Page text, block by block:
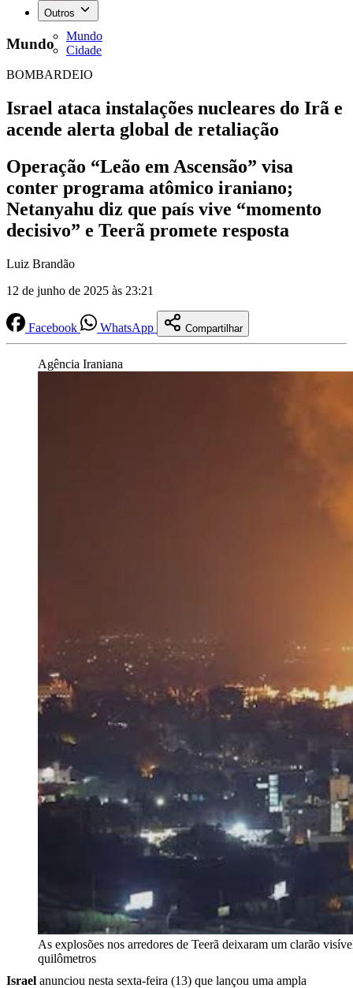
Outros
Mundo
Cidade
Mundo
BOMBARDEIO
Israel ataca instalações nucleares do Irã e
acende alerta global de retaliação
Operação “Leão em Ascensão” visa
conter programa atômico iraniano;
Netanyahu diz que país vive “momento
decisivo” e Teerã promete resposta
Luiz Brandão
12 de junho de 2025 às 23:21
Facebook WhatsApp Compartilhar
Agência Iraniana
As explosões nos arredores de Teerã deixaram um clarão
quilômetros
Israel anunciou nesta sexta-feira (13) que lançou uma ampla